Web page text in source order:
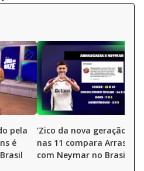
pela
é
‘Zico da nova geração’?
nas 11 compara
com Neymar no Brasil